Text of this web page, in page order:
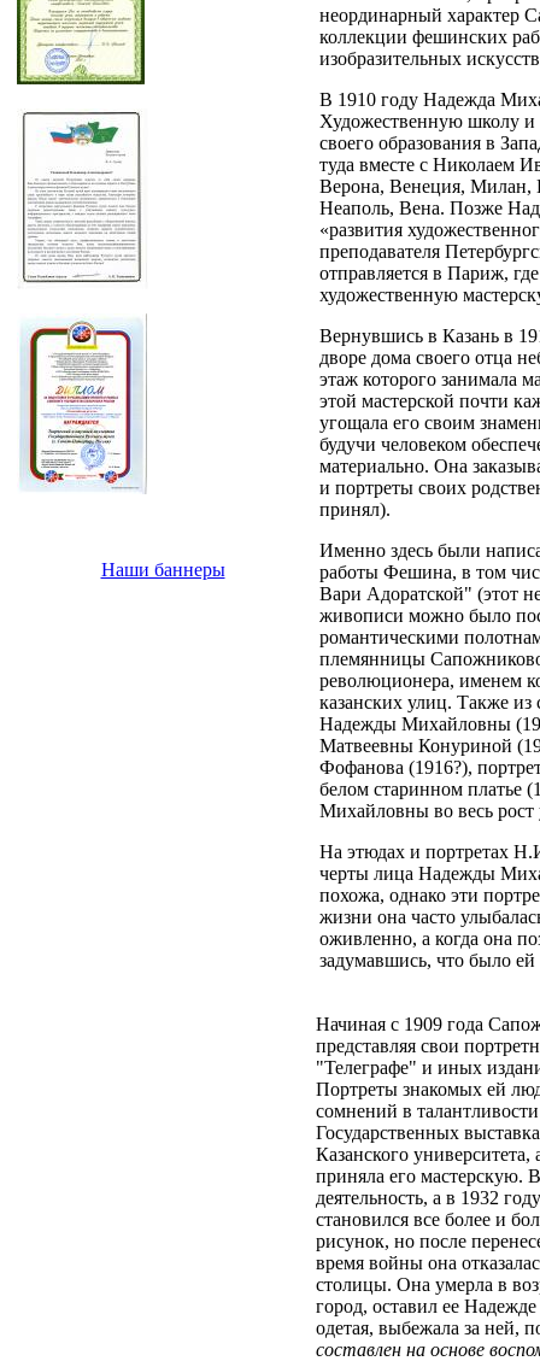
Наши баннеры
неординарный характер
коллекции фешинских
изобразительных
В 1910 году Надежда
Художественную школу и
своего образования в
туда вместе с Николаем
Верона, Венеция, Милан,
Неаполь, Вена. Позже
«развития
преподавателя
отправляется в Париж,
художественную
Вернувшись в Казань в
дворе дома своего отца
этаж которого занимала
этой мастерской почти
угощала его своим
будучи человеком
материально. Она
и портреты своих
принял).
Именно здесь были
работы Фешина, в том
Вари Адоратской" (этот
живописи можно было
романтическими
племянницы
революционера, именем
казанских улиц. Также из
Надежды Михайловны
Матвеевны Конуриной
Фофанова (1916?),
белом старинном платье
Михайловны во весь рост
На этюдах и портретах
черты лица Надежды
похожа, однако эти
жизни она часто
оживленно, а когда она
задумавшись, что было ей
Начиная с 1909 года
представляя свои
"Телеграфе" и иных
Портреты знакомых ей
сомнений в
Государственных
Казанского
приняла его мастерскую.
деятельность, а в 1932
становился все более и
рисунок, но после
время войны она
столицы. Она умерла в
город, оставил ее
одетая, выбежала за ней,
составлен на основе